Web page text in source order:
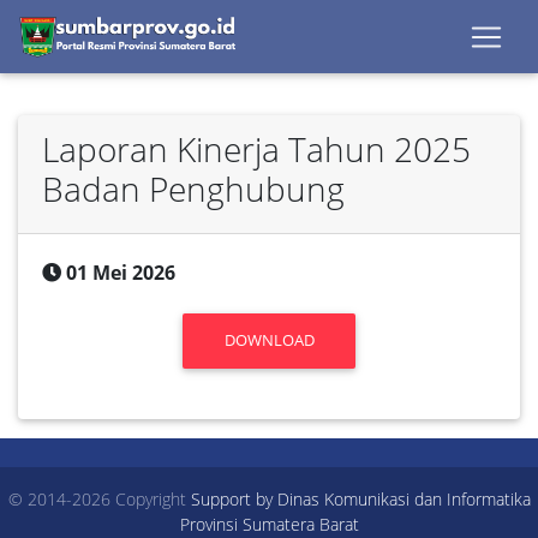
Laporan Kinerja Tahun 2025
Badan Penghubung
01 Mei 2026
DOWNLOAD
© 2014-2026 Copyright Support by Dinas Komunikasi dan Informatika
Provinsi Sumatera Barat